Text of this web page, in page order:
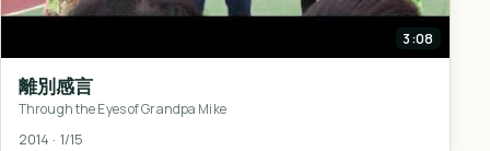
3:08
離別感言
Through the Eyes of Grandpa Mike
2014 · 1/15